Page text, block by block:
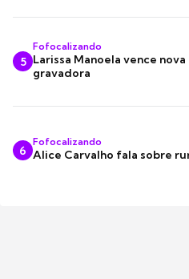
5
Fofocalizando
Larissa Manoela vence
gravadora
6
Fofocalizando
Alice Carvalho fala sobre